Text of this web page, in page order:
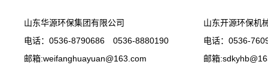
山东华源环保集团有限公司
电话：0536-8790686 0536-8880190
邮箱:weifanghuayuan@163.com
山东开源环保机
电话：0536-
邮箱